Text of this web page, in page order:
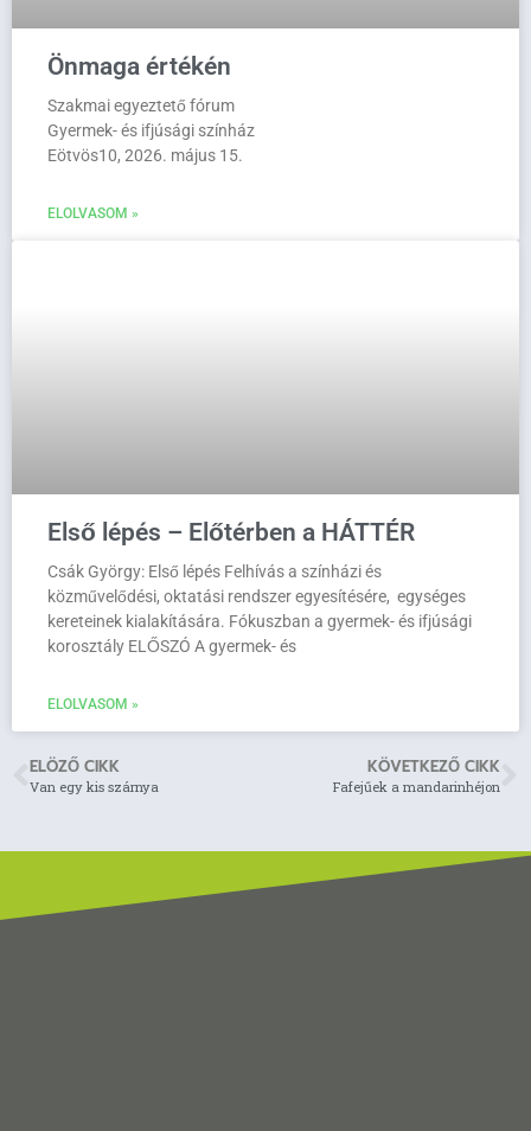
Önmaga értékén
Szakmai egyeztető fórum
Gyermek- és ifjúsági színház
Eötvös10, 2026. május 15.
ELOLVASOM »
Első lépés – Előtérben a HÁTTÉR
Csák György: Első lépés Felhívás a színházi és
közművelődési, oktatási rendszer egyesítésére, egységes
kereteinek kialakítására. Fókuszban a gyermek- és ifjúsági
korosztály ELŐSZÓ A gyermek- és
ELOLVASOM »
ELÖZŐ CIKK
Van egy kis szárnya
KÖVETKEZŐ CIKK
Fafejűek a mandarinhéjon